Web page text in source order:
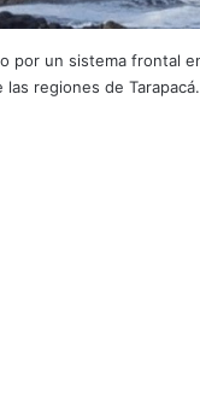
por un sistema frontal
las regiones de